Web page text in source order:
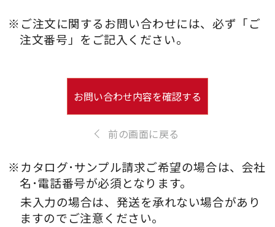
※ご注文に関するお問い合わせには、必ず「ご
注文番号」をご記入ください。
前の画面に戻る
お問い合わせ内容を確認する
※カタログ･サンプル請求ご希望の場合は、会社
名･電話番号が必須となります。
未入力の場合は、発送を承れない場合があり
ますのでご注意ください。